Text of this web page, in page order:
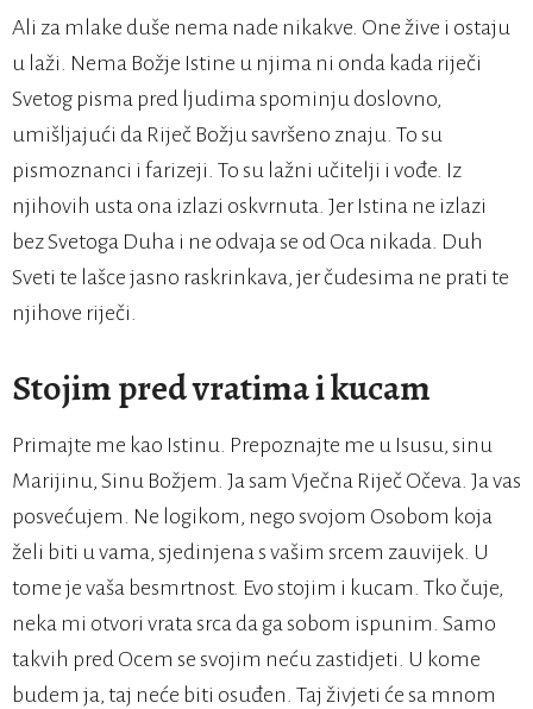
Ali za mlake duše nema nade nikakve. One žive i ostaju
u laži. Nema Božje Istine u njima ni onda kada riječi
Svetog pisma pred ljudima spominju doslovno,
umišljajući da Riječ Božju savršeno znaju. To su
pismoznanci i farizeji. To su lažni učitelji i vođe. Iz
njihovih usta ona izlazi oskvrnuta. Jer Istina ne izlazi
bez Svetoga Duha i ne odvaja se od Oca nikada. Duh
Sveti te lašce jasno raskrinkava, jer čudesima ne prati te
njihove riječi.
Stojim pred vratima i kucam
Primajte me kao Istinu. Prepoznajte me u Isusu, sinu
Marijinu, Sinu Božjem. Ja sam Vječna Riječ Očeva. Ja vas
posvećujem. Ne logikom, nego svojom Osobom koja
želi biti u vama, sjedinjena s vašim srcem zauvijek. U
tome je vaša besmrtnost. Evo stojim i kucam. Tko čuje,
neka mi otvori vrata srca da ga sobom ispunim. Samo
takvih pred Ocem se svojim neću zastidjeti. U kome
budem ja, taj neće biti osuđen. Taj živjeti će sa mnom